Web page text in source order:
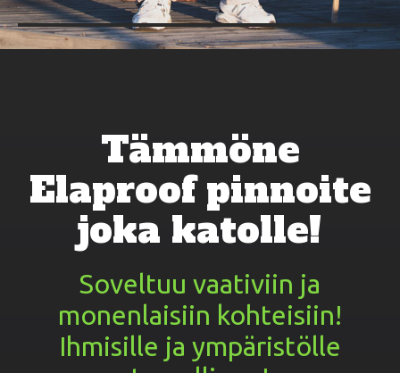
Tämmöne
Elaproof pinnoite
joka katolle!
Soveltuu vaativiin ja
monenlaisiin kohteisiin!
Ihmisille ja ympäristölle